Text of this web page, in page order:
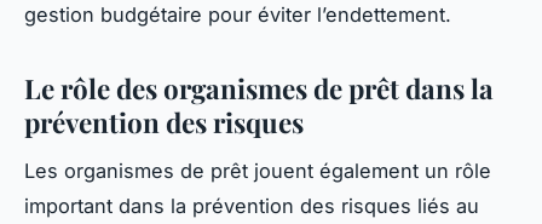
gestion budgétaire pour éviter l’endettement.
Le rôle des organismes de prêt dans la
prévention des risques
Les organismes de prêt jouent également un rôle
important dans la prévention des risques liés au